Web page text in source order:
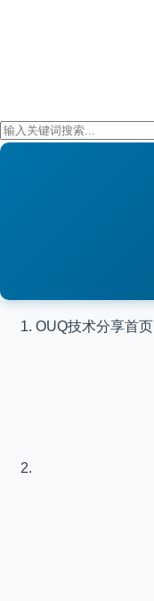
OUQ技术分享首页